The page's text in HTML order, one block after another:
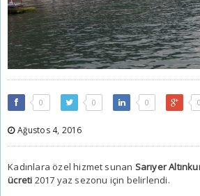
0 0 0 0
Ağustos 4, 2016
Kadınlara özel hizmet sunan Sarıyer
ücreti 2017 yaz sezonu için belirlendi.